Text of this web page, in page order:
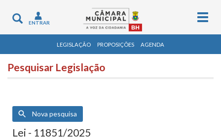
Toggle
navigation
ENTRAR
LEGISLAÇÃO PROPOSIÇÕES AGENDA
Pesquisar Legislação
Nova pesquisa
Lei - 11851/2025